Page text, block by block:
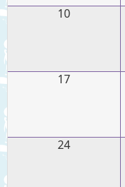
10
17
24